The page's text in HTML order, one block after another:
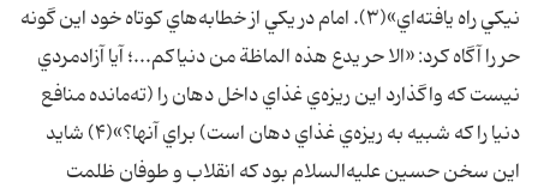
نيكي راه يافته‌اي»(۳). امام در يكي از خطابه‌هاي كوتاه خود اين گونه
حر را آگاه كرد: «الا حر يدع هذه الماظة من دنياكم...؛ آيا آزادمردي
نيست كه واگذارد اين ريزه‌ي غذاي داخل دهان را (ته‌مانده منافع
دنيا را كه شبيه به ريزه‌ي غذاي دهان است) براي آنها؟»(۴) شايد
اين سخن حسين عليه‌السلام بود كه انقلاب و طوفان ظلمت